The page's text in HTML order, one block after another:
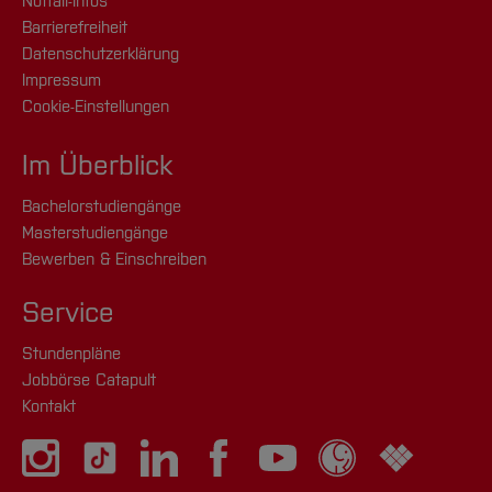
Barrierefreiheit
Datenschutzerklärung
Impressum
Cookie-Einstellungen
Im Überblick
Bachelorstudiengänge
Masterstudiengänge
Bewerben & Einschreiben
Service
Stundenpläne
Jobbörse Catapult
Kontakt